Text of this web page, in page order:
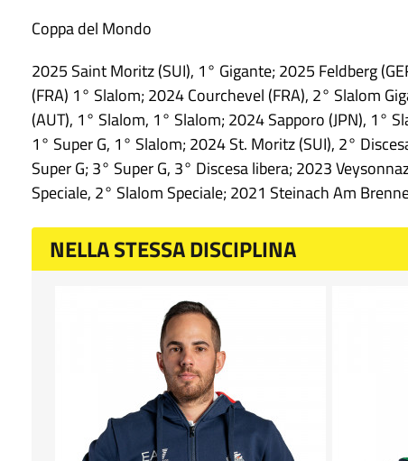
Coppa del Mondo
2025 Saint Moritz (SUI), 1° Gigante; 2025 Feldberg
(FRA) 1° Slalom; 2024 Courchevel (FRA), 2° Slalom
(AUT), 1° Slalom, 1° Slalom; 2024 Sapporo (JPN), 1°
1° Super G, 1° Slalom; 2024 St. Moritz (SUI), 2°
Super G; 3° Super G, 3° Discesa libera; 2023
Speciale, 2° Slalom Speciale; 2021 Steinach Am
NELLA STESSA DISCIPLINA